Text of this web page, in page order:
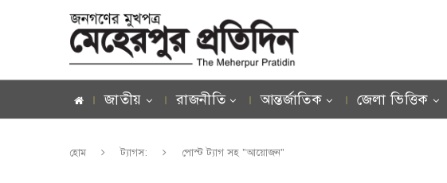
জাতীয় রাজনীতি আন্তর্জাতিক জেলা ভিত্তিক
হোম ট্যাগস: পোস্ট ট্যাগ সহ "আয়োজন"